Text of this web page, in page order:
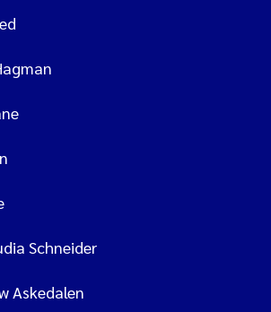
Schneider
Askedalen